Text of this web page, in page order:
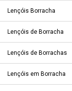
Lençóis Borracha
Lençóis de Borracha
Lençóis de Borrachas
Lençóis em Borracha